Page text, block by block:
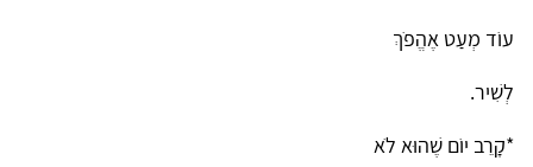
עוֹד מְעַט אֶהֱפֹךְ
לְשִׁיר.
*קָרֵב יוֹם שֶׁהוּא לֹא